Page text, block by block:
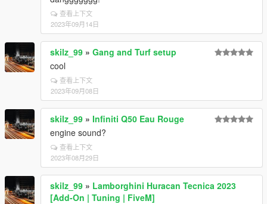
查看上下文
2023年09月14日
skilz_99 » Gang and Turf setup
cool
查看上下文
2023年09月08日
skilz_99 » Infiniti Q50 Eau Rouge
engine sound?
查看上下文
2023年08月29日
skilz_99 » Lamborghini Huracan Tecnica 2023
[Add-On | Tuning | FiveM]